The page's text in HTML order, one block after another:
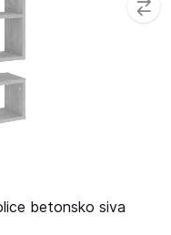
betonsko siva